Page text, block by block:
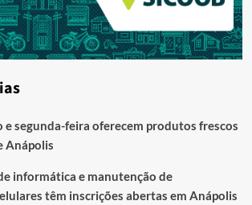
e segunda-feira oferecem produtos frescos
Anápolis
informática e manutenção de
têm inscrições abertas em Anápolis